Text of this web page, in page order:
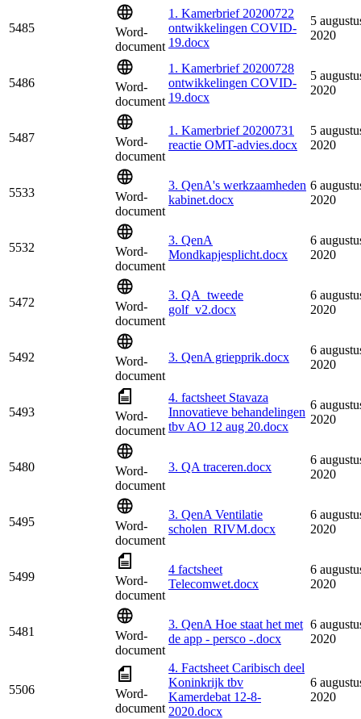
5485
Word-
document
1. Kamerbrief 20200722
ontwikkelingen COVID-
19.docx
5
2020
5486
Word-
document
1. Kamerbrief 20200728
ontwikkelingen COVID-
19.docx
5
2020
5487
Word-
document
1. Kamerbrief 20200731
reactie OMT-advies.docx
5
2020
5533
Word-
document
3. QenA's werkzaamheden
kabinet.docx
6
2020
5532
Word-
document
3. QenA
Mondkapjesplicht.docx
6
2020
5472
Word-
document
3. QA_tweede
golf_v2.docx
6
2020
5492
Word-
document
3. QenA griepprik.docx
6
2020
5493
Word-
document
4. factsheet Stavaza
Innovatieve behandelingen
tbv AO 12 aug 20.docx
6
2020
5480
Word-
document
3. QA traceren.docx
6
2020
5495
Word-
document
3. QenA Ventilatie
scholen_RIVM.docx
6
2020
5499
Word-
document
4 factsheet
Telecomwet.docx
6
2020
5481
Word-
document
3. QenA Hoe staat het met
de app - persco -.docx
6
2020
5506
Word-
document
4. Factsheet Caribisch deel
Koninkrijk tbv
Kamerdebat 12-8-
2020.docx
6
2020